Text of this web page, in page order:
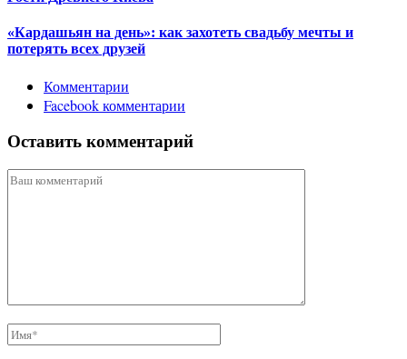
«Кардашьян на день»: как захотеть свадьбу мечты и
потерять всех друзей
Комментарии
Facebook комментарии
Оставить комментарий